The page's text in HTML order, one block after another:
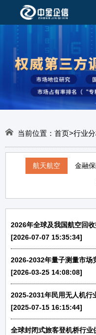
当前位置：首页>行业
航天航空 金融
[2026-07-07 15:35:34]
[2026-03-25 14:08:08]
[2025-07-15 16:15:44]